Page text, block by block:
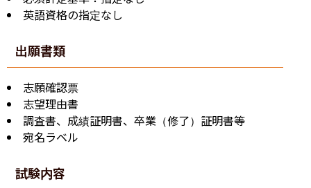
英語資格の指定なし
出願書類
志願確認票
志望理由書
調査書、成績証明書、卒業（修了）証明書等
宛名ラベル
試験内容